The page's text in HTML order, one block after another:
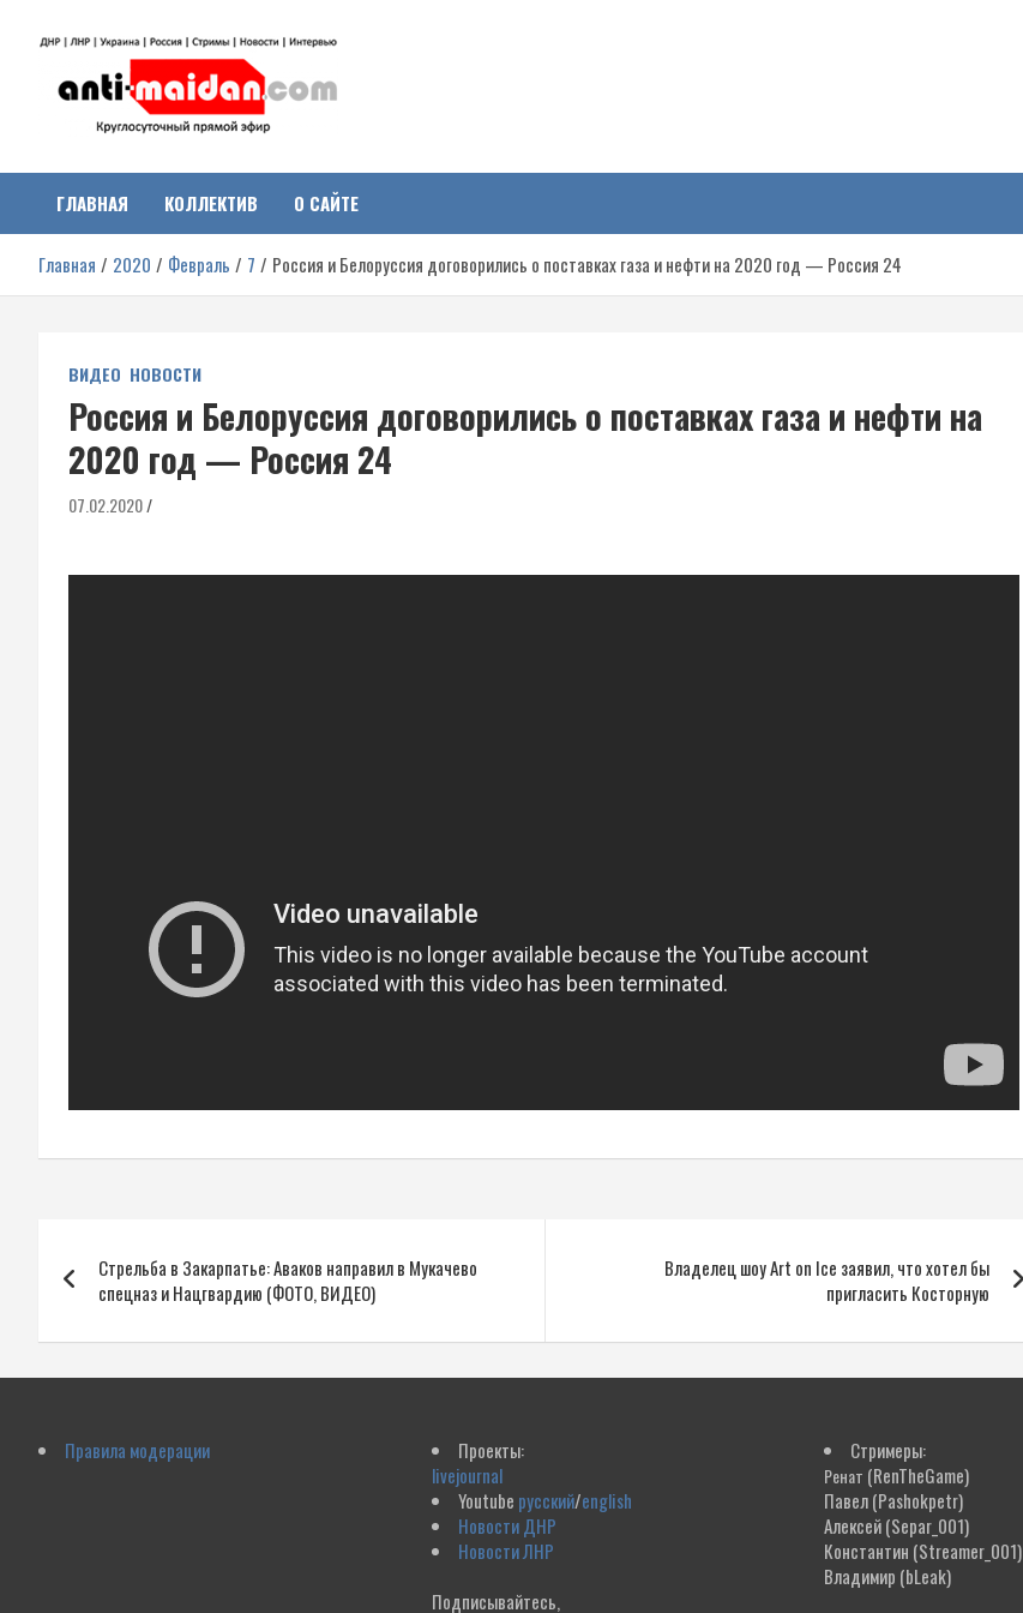
Антимайдан:
Гражданская война на
Украине
о гражданской войне на Украине, включая события в Новороссии,
ДНР, ЛНР и других регионах.
ГЛАВНАЯ КОЛЛЕКТИВ О САЙТЕ
Главная 2020 Февраль 7 Россия и Белоруссия договорились о поставках газа и нефти на 2020 год — Россия 24
ВИДЕО НОВОСТИ
Россия и Белоруссия договорились о поставках газа и нефти на
2020 год — Россия 24
07.02.2020
по
записям
Стрельба в Закарпатье: Аваков направил в Мукачево
спецназ и Нацгвардию (ФОТО, ВИДЕО)
Владелец шоу Art on Ice заявил, что хотел бы
пригласить Косторную
Правила модерации
Проекты:
livejournal
Youtube русский/english
Новости ДНР
Новости ЛНР
Подписывайтесь,
Стримеры:
Ренат (RenTheGame)
Павел(Pashokpetr)
Алексей(Separ_001)
Константин (Streamer_001)
Владимир (bLeak)